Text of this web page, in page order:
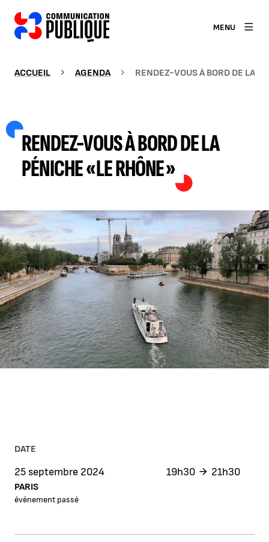
MENU
ACCUEIL AGENDA RENDEZ-VOUS À BORD DE LA
RENDEZ-VOUS À BORD DE LA
PÉNICHE « LE RHÔNE »
AGRANDIR L'IMAGE
DATE
25 septembre 2024 19h30 21h30
PARIS
événement passé